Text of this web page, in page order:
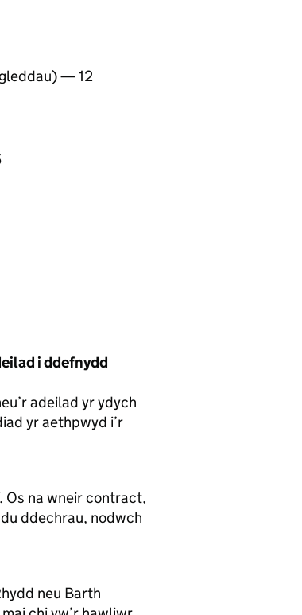
— 12
i ddefnydd
adeilad yr ydych
yr aethpwyd i’r
na wneir contract,
ddechrau, nodwch
neu Barth